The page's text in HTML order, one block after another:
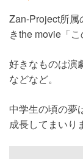
Zan-Project所属
きthe movie「
好きなものは演
などなど。
中学生の頃の夢
成長してまいり